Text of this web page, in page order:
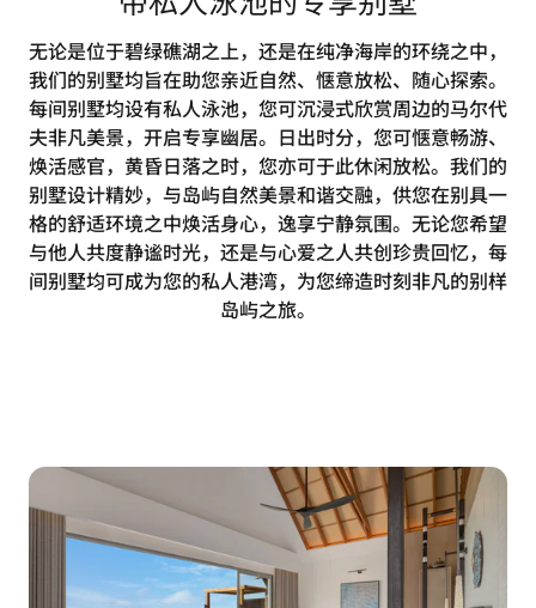
无论是位于碧绿礁湖之上，还是在纯净海岸的环绕之中，
我们的别墅均旨在助您亲近自然、惬意放松、随心探索。
每间别墅均设有私人泳池，您可沉浸式欣赏周边的马尔代
夫非凡美景，开启专享幽居。日出时分，您可惬意畅游、
焕活感官，黄昏日落之时，您亦可于此休闲放松。我们的
别墅设计精妙，与岛屿自然美景和谐交融，供您在别具一
格的舒适环境之中焕活身心，逸享宁静氛围。无论您希望
与他人共度静谧时光，还是与心爱之人共创珍贵回忆，每
间别墅均可成为您的私人港湾，为您缔造时刻非凡的别样
岛屿之旅。